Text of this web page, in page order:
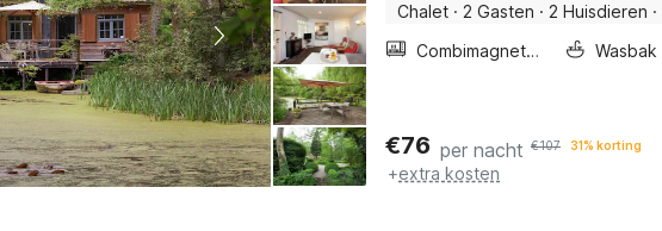
Chalet · 2 Gasten · 2 Huisdieren ·
Combimagnetron
Wasbak
€76 per nacht €107 31% korting
+extra kosten